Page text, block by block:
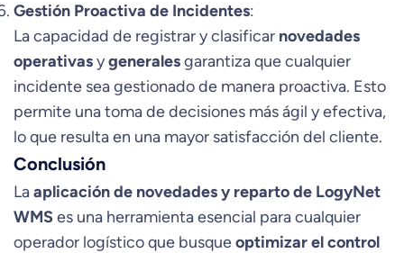
Gestión Proactiva de Incidentes:
La capacidad de registrar y clasificar novedades
operativasygeneralesgarantiza que cualquier
incidente sea gestionado de manera proactiva. Esto
permite una toma de decisiones más ágil y efectiva,
lo que resulta en una mayor satisfacción del cliente.
Conclusión
Laaplicación de novedades y reparto de LogyNet
WMSes una herramienta esencial para cualquier
operador logístico que busqueoptimizar el control